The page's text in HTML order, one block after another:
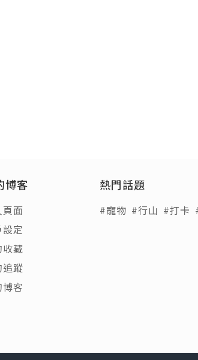
博客
面
定
藏
蹤
客
熱門話題
#寵物 #行山 #打卡